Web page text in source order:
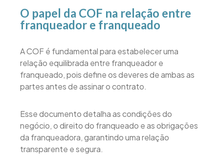
O papel da COF na relação entre
franqueador e franqueado
A COF é fundamental para estabelecer uma
relação equilibrada entre franqueador e
franqueado, pois define os deveres de ambas as
partes antes de assinar o contrato.
Esse documento detalha as condições do
negócio, o direito do franqueado e as obrigações
da franqueadora, garantindo uma relação
transparente e segura.